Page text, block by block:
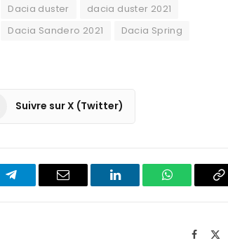
Dacia duster
dacia duster 2021
Dacia Sandero 2021
Dacia Spring
Suivre sur X (Twitter)
Partager
Email LinkedIn WhatsApp